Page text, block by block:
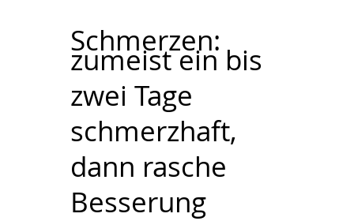
Schmerzen:
zumeist ein bis
zwei Tage
schmerzhaft,
dann rasche
Besserung